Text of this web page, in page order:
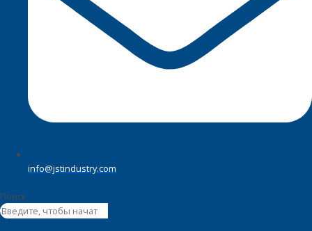
info@jstindustry.com
Поиск